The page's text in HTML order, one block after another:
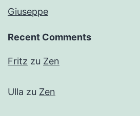
Giuseppe
Recent Comments
Fritz zu Zen
Ulla zu Zen